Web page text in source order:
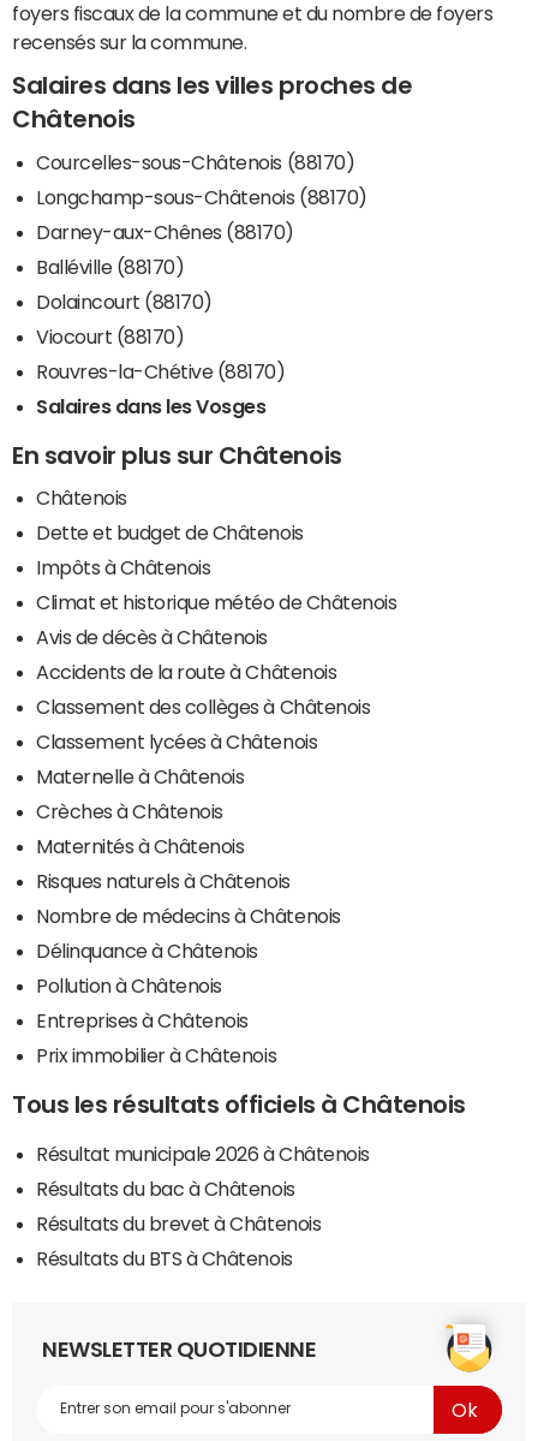
foyers fiscaux de la commune et du nombre de foyers
recensés sur la commune.
Salaires dans les villes proches de
Châtenois
Courcelles-sous-Châtenois (88170)
Longchamp-sous-Châtenois (88170)
Darney-aux-Chênes (88170)
Balléville (88170)
Dolaincourt (88170)
Viocourt (88170)
Rouvres-la-Chétive (88170)
Salaires dans les Vosges
En savoir plus sur Châtenois
Châtenois
Dette et budget de Châtenois
Impôts à Châtenois
Climat et historique météo de Châtenois
Avis de décès à Châtenois
Accidents de la route à Châtenois
Classement des collèges à Châtenois
Classement lycées à Châtenois
Maternelle à Châtenois
Crèches à Châtenois
Maternités à Châtenois
Risques naturels à Châtenois
Nombre de médecins à Châtenois
Délinquance à Châtenois
Pollution à Châtenois
Entreprises à Châtenois
Prix immobilier à Châtenois
Tous les résultats officiels à Châtenois
Résultat municipale 2026 à Châtenois
Résultats du bac à Châtenois
Résultats du brevet à Châtenois
Résultats du BTS à Châtenois
NEWSLETTER QUOTIDIENNE